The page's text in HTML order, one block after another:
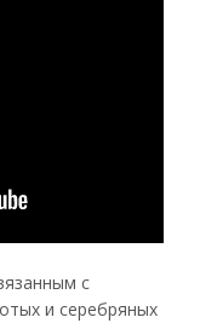
с
и серебряных